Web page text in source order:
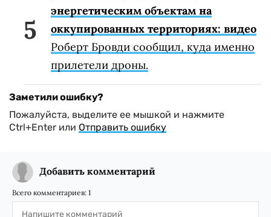
энергетическим объектам на
оккупированных территориях: видео
Роберт Бровди сообщил, куда именно
прилетели дроны.
Заметили ошибку?
Пожалуйста, выделите ее мышкой и нажмите
Ctrl+Enter или Отправить ошибку
Добавить комментарий
Всего комментариев: 1